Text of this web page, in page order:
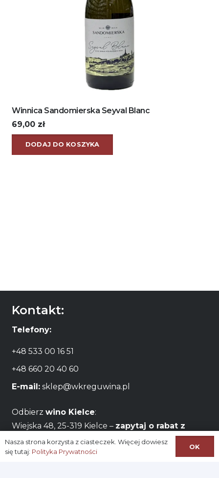
Winnica Sandomierska Seyval Blanc
69,00 zł
DODAJ DO KOSZYKA
Kontakt:
Telefony:
+48 533 00 16 51
+48 660 20 40 60
E-mail: sklep@wkreguwina.pl
Odbierz wino Kielce:
Wiejska 48, 25-319 Kielce – zapytaj o rabat z
odbiorem osobistym
Nasza strona korzysta z ciasteczek. Więcej dowiesz
się tutaj: Polityka Prywatności
OK